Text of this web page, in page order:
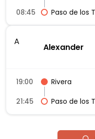
08:45
Paso de los
A
Alexander
19:00
Rivera
21:45
Paso de los